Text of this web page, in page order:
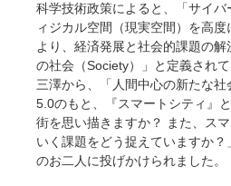
科学技術政策によると、「サイ
ィジカル空間（現実空間）を高
より、経済発展と社会的課題の
の社会（Society）」と定義されて
三澤から、「人間中心の新たな
5.0のもと、『スマートシティ』
街を思い描きますか？ また、ス
いく課題をどう捉えていますか
のお二人に投げかけられました。